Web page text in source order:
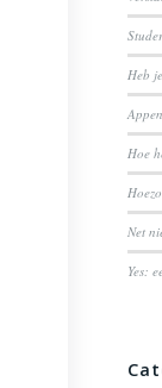
Heb
Hoe
Net
Yes: